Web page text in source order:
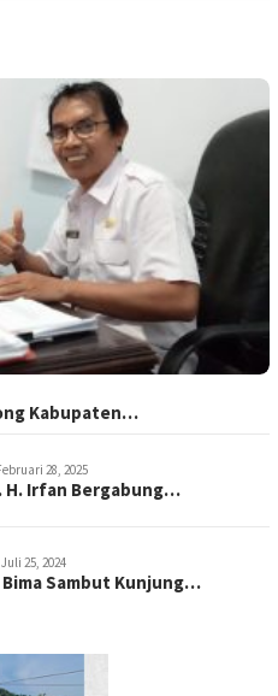
Kabupaten…
28, 2025
H. Irfan Bergabung…
Juli 25, 2024
Bima Sambut Kunjung…